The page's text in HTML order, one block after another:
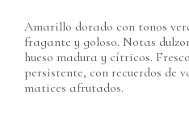
Amarillo dorado con tonos
fragante y goloso. Notas
hueso madura y cítricos.
persistente, con recuerdos de
matices afrutados.